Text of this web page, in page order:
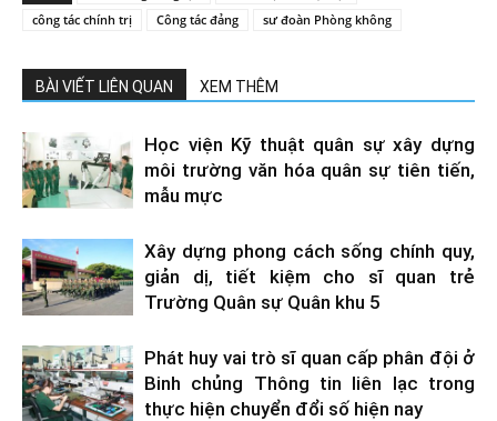
công tác chính trị
Công tác đảng sư đoàn Phòng không
BÀI VIẾT LIÊN QUAN XEM THÊM
Học viện Kỹ thuật quân sự xây dựng
môi trường văn hóa quân sự tiên tiến,
mẫu mực
Xây dựng phong cách sống chính quy,
giản dị, tiết kiệm cho sĩ quan trẻ
Trường Quân sự Quân khu 5
Phát huy vai trò sĩ quan cấp phân đội ở
Binh chủng Thông tin liên lạc trong
thực hiện chuyển đổi số hiện nay